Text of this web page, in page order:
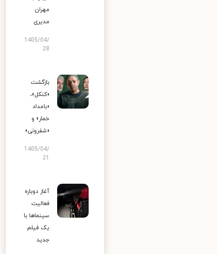
مهران
مدیری
1405/04/
28
بازگشت
«کنکل»،
«بامداد
خمار» و
«شفرونی»
1405/04/
آغاز دوباره
فعالیت
سینماها با
یک فیلم
جدید